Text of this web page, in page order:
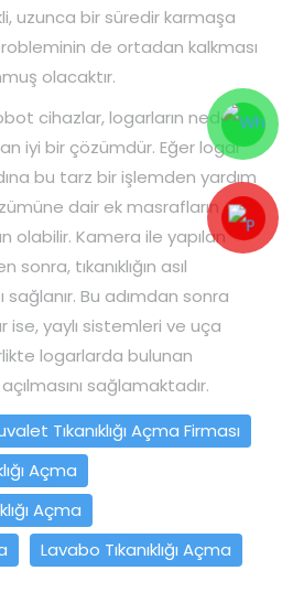
uzunca bir süredir karmaşa
de ortadan kalkması
olacaktır.
cihazlar, logarların neden
iyi bir çözümdür. Eğer logar
bu tarz bir işlemden yardım
dair ek masrafların
olabilir. Kamera ile yapılan
tıkanıklığın asıl
Bu adımdan sonra
ise, yaylı sistemleri ve uça
logarlarda bulunan
sağlamaktadır.
Tıkanıklığı Açma Firması
Açma
Açma
Lavabo Tıkanıklığı Açma